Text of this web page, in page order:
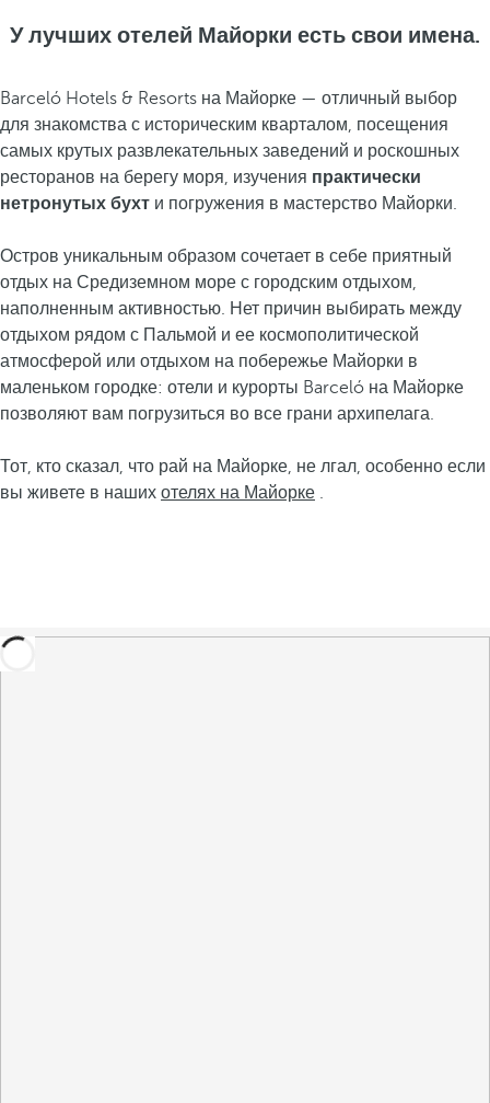
У лучших отелей Майорки есть свои имена.
Barceló Hotels & Resorts на Майорке — отличный выбор
для знакомства с историческим кварталом, посещения
самых крутых развлекательных заведений и роскошных
ресторанов на берегу моря, изучения практически
нетронутых бухт и погружения в мастерство Майорки.
Остров уникальным образом сочетает в себе приятный
отдых на Средиземном море с городским отдыхом,
наполненным активностью. Нет причин выбирать между
отдыхом рядом с Пальмой и ее космополитической
атмосферой или отдыхом на побережье Майорки в
маленьком городке: отели и курорты Barceló на Майорке
позволяют вам погрузиться во все грани архипелага.
Тот, кто сказал, что рай на Майорке, не лгал, особенно если
вы живете в наших отелях на Майорке .